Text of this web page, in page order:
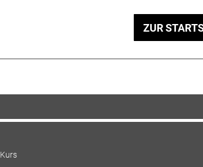
ZUR
Kurs